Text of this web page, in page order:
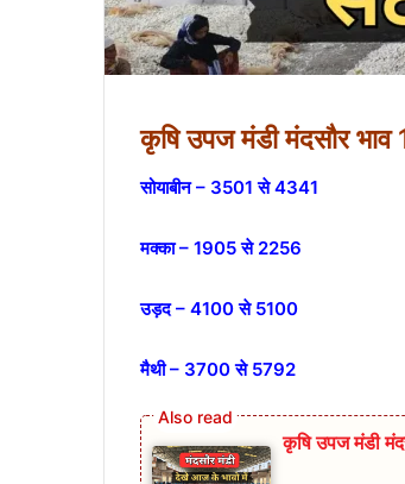
कृषि उपज मंडी मंदसौर
सोयाबीन – 3501 से 4341
मक्का – 1905 से 2256
उड़द – 4100 से 5100
मैथी – 3700 से 5792
कृषि उपज मंडी